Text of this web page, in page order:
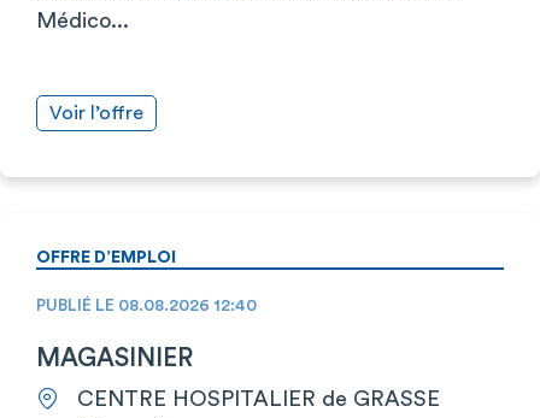
Médico...
Voir l’offre
OFFRE D’EMPLOI
PUBLIÉ LE 08.08.2026 12:40
MAGASINIER
CENTRE HOSPITALIER de GRASSE